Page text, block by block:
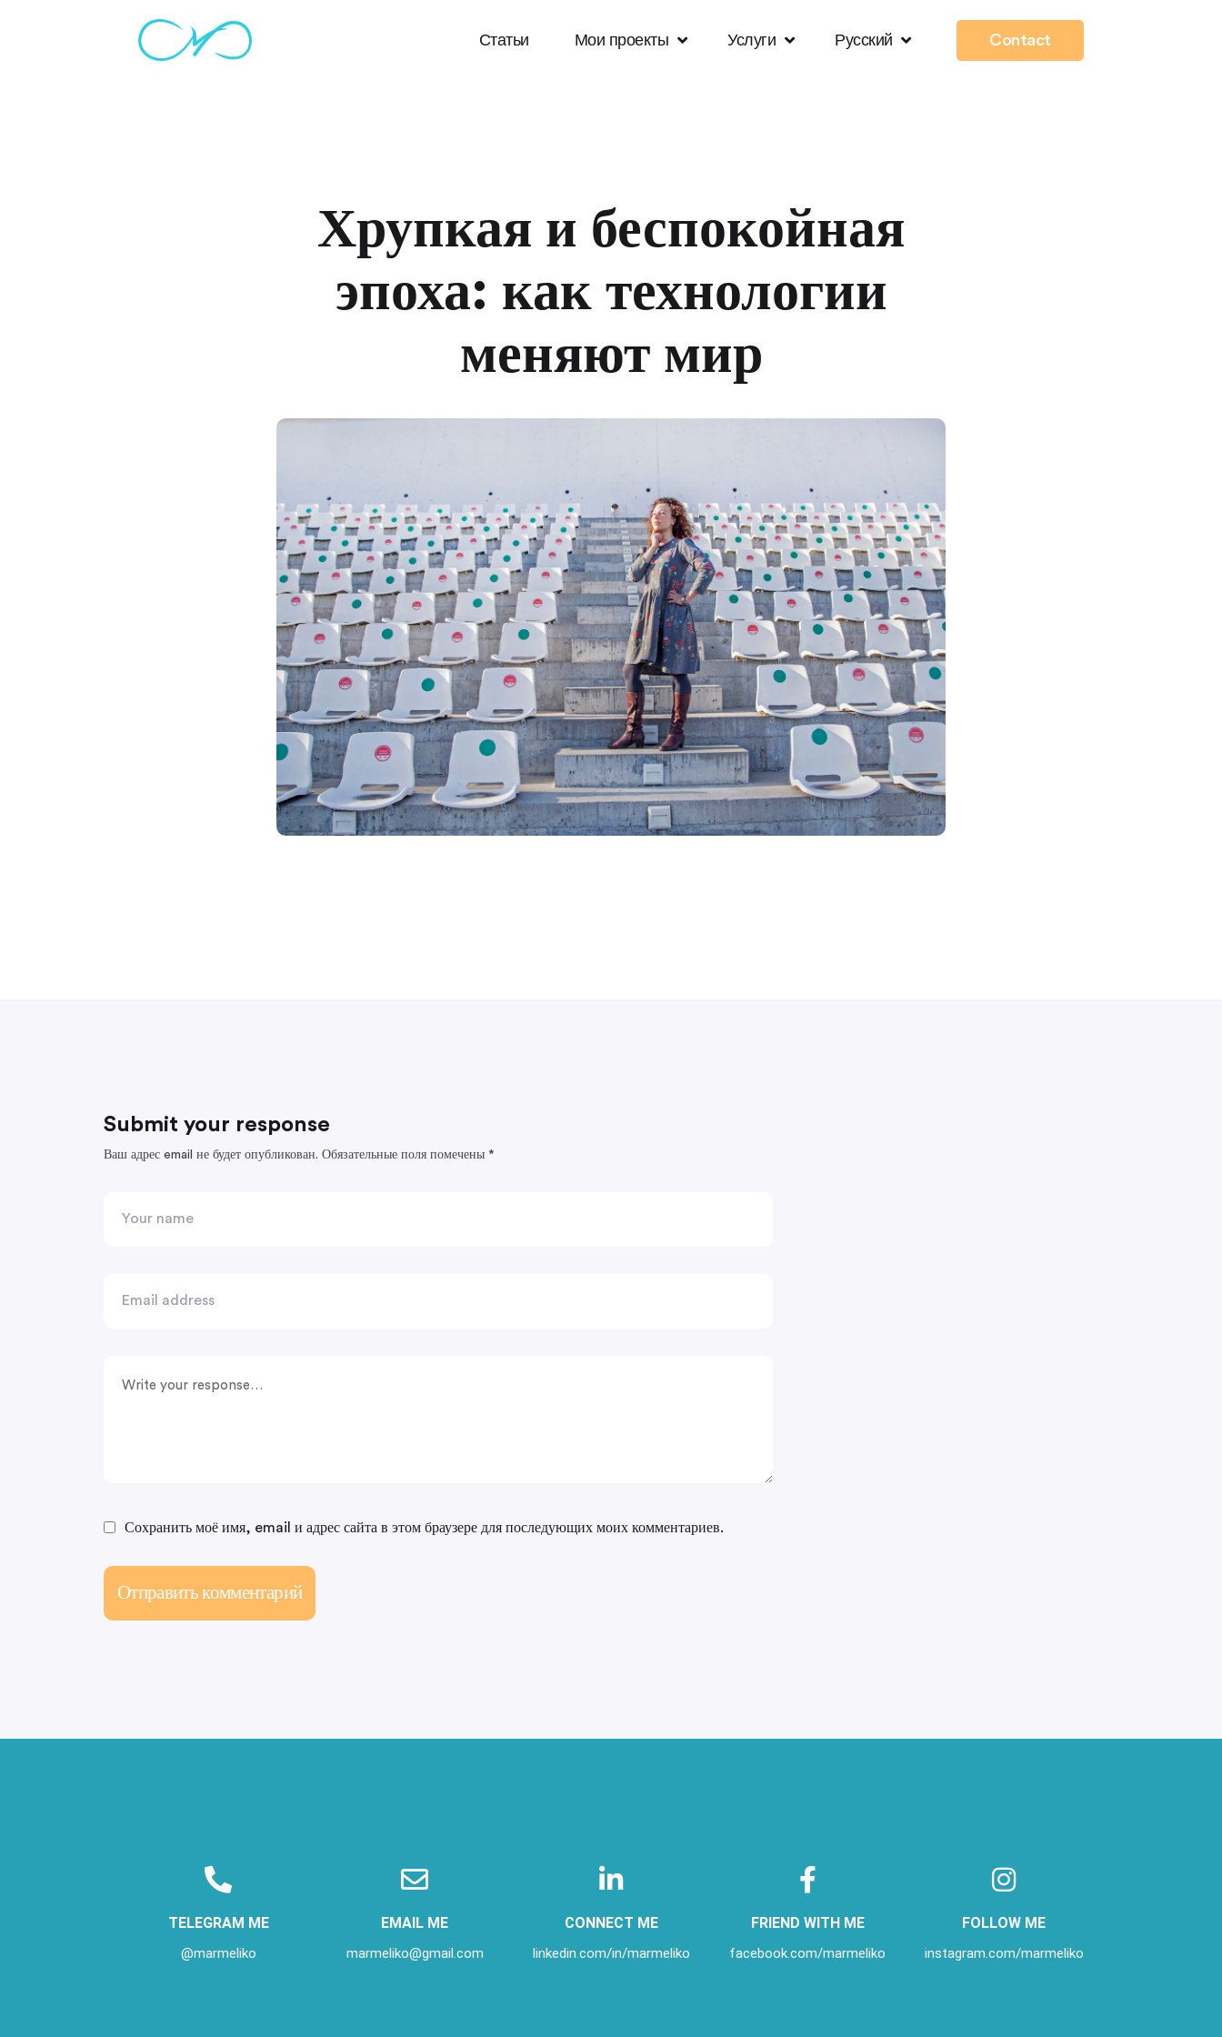
Статьи Мои проекты Услуги Русский Contact
Хрупкая и беспокойная
эпоха: как технологии
меняют мир
Submit your response
Ваш адрес email не будет опубликован. Обязательные поля помечены *
Сохранить моё имя, email и адрес сайта в этом браузере для последующих моих комментариев.
TELEGRAM ME
@marmeliko
EMAIL ME
marmeliko@gmail.com
CONNECT ME
linkedin.com/in/marmeliko
FRIEND WITH ME
facebook.com/marmeliko
FOLLOW ME
instagram.com/marmeliko